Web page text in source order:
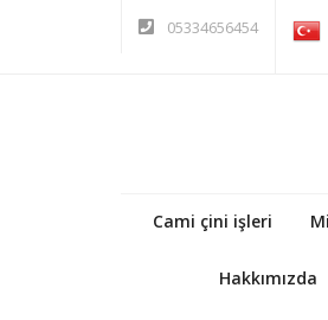
05334656454
Cami çini işleri
Hakkımızda